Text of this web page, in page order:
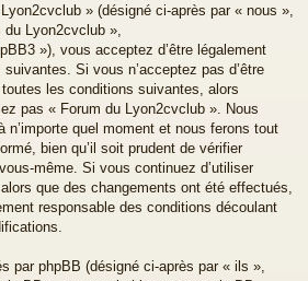
re
» (désigné ci-après par « nous »,
Lyon2cvclub »,
»), vous acceptez d’être légalement
Si vous n’acceptez pas d’être
les conditions suivantes, alors
pas « Forum du Lyon2cvclub ». Nous
n’importe quel moment et nous ferons tout
bien qu’il soit prudent de vérifier
même. Si vous continuez d’utiliser
que des changements ont été effectués,
responsable des conditions découlant
par phpBB (désigné ci-après par « ils »,